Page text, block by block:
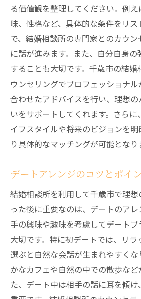
る価値観を整理してください。例
味、性格など、具体的な条件をリス
で、結婚相談所の専門家とのカウ
に話が進みます。また、自分自身
することも大切です。千歳市の結
ウンセリングでプロフェッショナ
合わせたアドバイスを行い、理想
いをサポートしてくれます。さら
イフスタイルや将来のビジョンを
り具体的なマッチングが可能となり
デートアレンジのコツとポイ
結婚相談所を利用して千歳市で理
った後に重要なのは、デートのア
手の興味や趣味を考慮してデート
大切です。特に初デートでは、リ
選ぶと自然な会話が生まれやすく
かなカフェや自然の中での散歩な
た、デート中は相手の話に耳を傾